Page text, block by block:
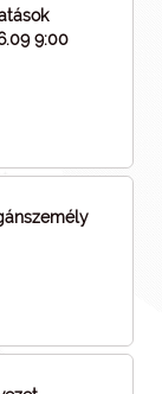
9:00